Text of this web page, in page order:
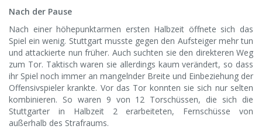
Nach der Pause
Nach einer höhepunktarmen ersten Halbzeit öffnete sich das
Spiel ein wenig. Stuttgart musste gegen den Aufsteiger mehr tun
und attackierte nun früher. Auch suchten sie den direkteren Weg
zum Tor. Taktisch waren sie allerdings kaum verändert, so dass
ihr Spiel noch immer an mangelnder Breite und Einbeziehung der
Offensivspieler krankte. Vor das Tor konnten sie sich nur selten
kombinieren. So waren 9 von 12 Torschüssen, die sich die
Stuttgarter in Halbzeit 2 erarbeiteten, Fernschüsse von
außerhalb des Strafraums.